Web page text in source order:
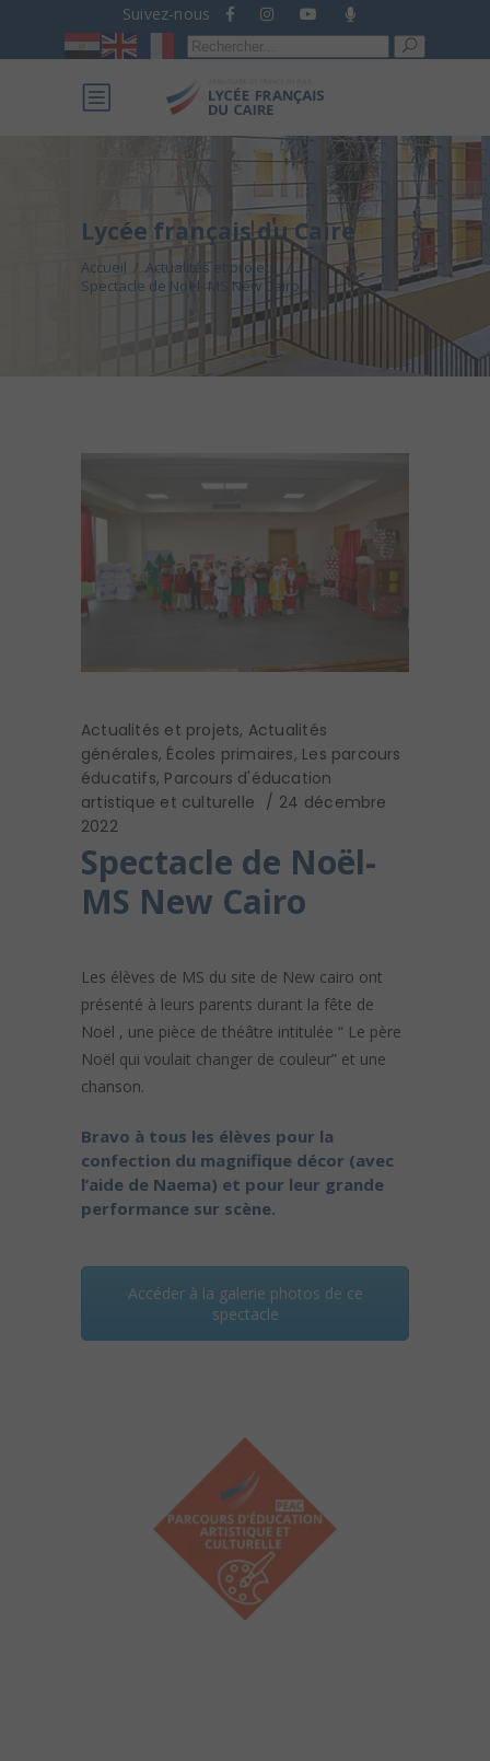
Suivez-nous
Recherche
pour :
Lycée français du Caire
Accueil / Actualités et projets
/
Spectacle de Noël- MS New Cairo
Actualités et projets, Actualités
générales, Écoles primaires, Les parcours
éducatifs, Parcours d'éducation
artistique et culturelle
24 décembre
2022
Spectacle de Noël-
MS New Cairo
Les élèves de MS du site de New cairo ont
présenté à leurs parents durant la fête de
Noël , une pièce de théâtre intitulée “ Le père
Noël qui voulait changer de couleur” et une
chanson.
Bravo à tous les élèves pour la
confection du magnifique décor (avec
l’aide de Naema) et pour leur grande
performance sur scène.
Accéder à la galerie photos de ce
spectacle